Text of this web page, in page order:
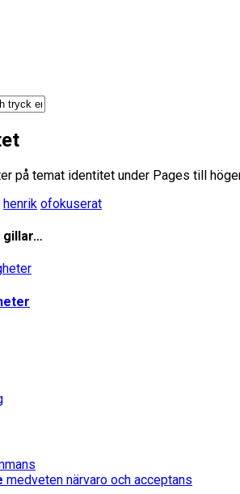
på temat identitet under Pages till
henrik ofokuserat
gillar…
medveten närvaro och acceptans